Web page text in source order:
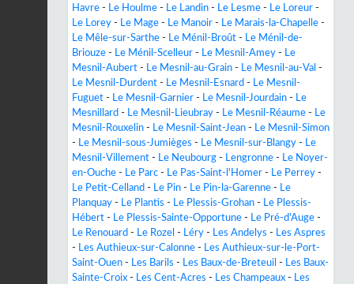
Havre - Le Houlme - Le Landin - Le Lesme - Le Loreur -
Le Lorey - Le Mage - Le Manoir - Le Marais-la-Chapelle -
Le Mêle-sur-Sarthe - Le Ménil-Broût - Le Ménil-de-
Briouze - Le Ménil-Scelleur - Le Mesnil-Amey - Le
Mesnil-Aubert - Le Mesnil-au-Grain - Le Mesnil-au-Val -
Le Mesnil-Durdent - Le Mesnil-Esnard - Le Mesnil-
Fuguet - Le Mesnil-Garnier - Le Mesnil-Jourdain - Le
Mesnillard - Le Mesnil-Lieubray - Le Mesnil-Réaume - Le
Mesnil-Rouxelin - Le Mesnil-Saint-Jean - Le Mesnil-Simon
- Le Mesnil-sous-Jumièges - Le Mesnil-sur-Blangy - Le
Mesnil-Villement - Le Neubourg - Lengronne - Le Noyer-
en-Ouche - Le Parc - Le Pas-Saint-l'Homer - Le Perrey -
Le Petit-Celland - Le Pin - Le Pin-la-Garenne - Le
Planquay - Le Plantis - Le Plessis-Grohan - Le Plessis-
Hébert - Le Plessis-Sainte-Opportune - Le Pré-d'Auge -
Le Renouard - Le Rozel - Léry - Les Andelys - Les Aspres
- Les Authieux-sur-Calonne - Les Authieux-sur-le-Port-
Saint-Ouen - Les Barils - Les Baux-de-Breteuil - Les Baux-
Sainte-Croix - Les Cent-Acres - Les Champeaux - Les